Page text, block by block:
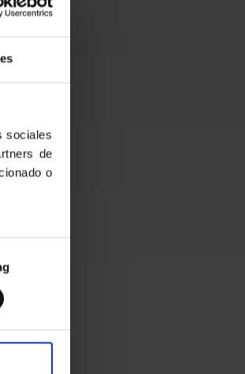
sociales
de
o